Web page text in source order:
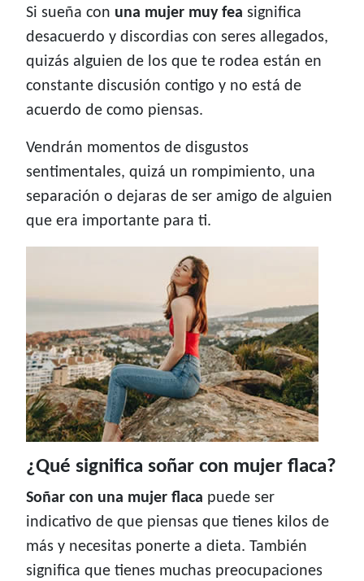
Si sueña con una mujer muy fea significa
desacuerdo y discordias con seres allegados,
quizás alguien de los que te rodea están en
constante discusión contigo y no está de
acuerdo de como piensas.
Vendrán momentos de disgustos
sentimentales, quizá un rompimiento, una
separación o dejaras de ser amigo de alguien
que era importante para ti.
¿Qué significa soñar con mujer flaca?
Soñar con una mujer flaca puede ser
indicativo de que piensas que tienes kilos de
más y necesitas ponerte a dieta. También
significa que tienes muchas preocupaciones